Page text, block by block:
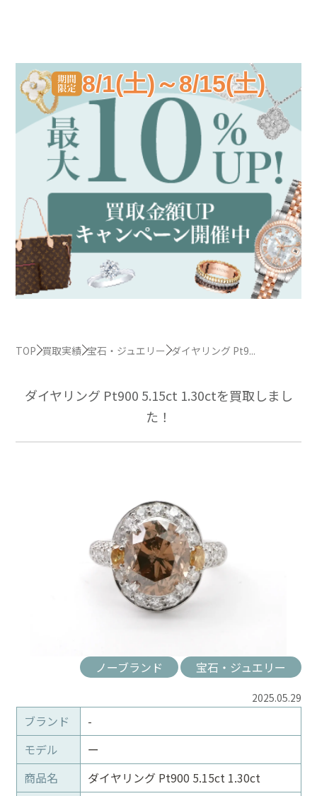
8/1(土)～8/15(土)
TOP 買取実績 宝石・ジュエリー ダイヤリング Pt9...
ダイヤリング Pt900 5.15ct 1.30ctを買取しまし
た！
ノーブランド 宝石・ジュエリー
2025.05.29
ブランド
-
モデル
ー
商品名
ダイヤリング Pt900 5.15ct 1.30ct